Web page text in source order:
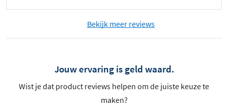
Bekijk meer reviews
Jouw ervaring is geld waard.
Wist je dat product reviews helpen om de juiste keuze te
maken?